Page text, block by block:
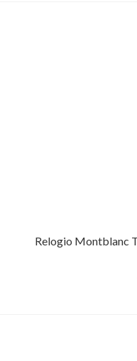
Relogio Montblanc